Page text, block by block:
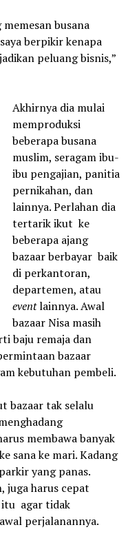
busana
berpikir kenapa
peluang bisnis,”
Akhirnya dia mulai
memproduksi
beberapa busana
muslim, seragam ibu-
ibu pengajian, panitia
pernikahan, dan
lainnya. Perlahan dia
tertarik ikut ke
beberapa ajang
bazaar berbayar baik
di perkantoran,
departemen, atau
eventlainnya. Awal
bazaar Nisa masih
baju remaja dan
bazaar
kebutuhan pembeli.
bazaar tak selalu
membawa banyak
sana ke mari. Kadang
yang panas.
juga harus cepat
itu agar tidak
perjalanannya.